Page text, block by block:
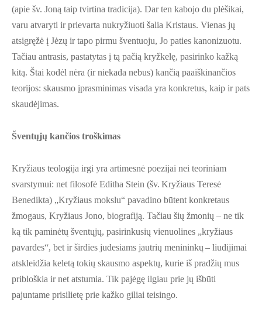
(apie šv. Joną taip tvirtina tradicija). Dar ten kabojo du plėšikai,
varu atvaryti ir prievarta nukryžiuoti šalia Kristaus. Vienas jų
atsigręžė į Jėzų ir tapo pirmu šventuoju, Jo paties kanonizuotu.
Tačiau antrasis, pastatytas į tą pačią kryžkelę, pasirinko kažką
kitą. Štai kodėl nėra (ir niekada nebus) kančią paaiškinančios
teorijos: skausmo įprasminimas visada yra konkretus, kaip ir pats
skaudėjimas.
Šventųjų kančios troškimas
Kryžiaus teologija irgi yra artimesnė poezijai nei teoriniam
svarstymui: net filosofė Editha Stein (šv. Kryžiaus Teresė
Benedikta) „Kryžiaus mokslu“ pavadino būtent konkretaus
žmogaus, Kryžiaus Jono, biografiją. Tačiau šių žmonių – ne tik
ką tik paminėtų šventųjų, pasirinkusių vienuolines „kryžiaus
pavardes“, bet ir širdies judesiams jautrių menininkų – liudijimai
atskleidžia keletą tokių skausmo aspektų, kurie iš pradžių mus
pribloškia ir net atstumia. Tik pajėgę ilgiau prie jų išbūti
pajuntame prisilietę prie kažko giliai teisingo.